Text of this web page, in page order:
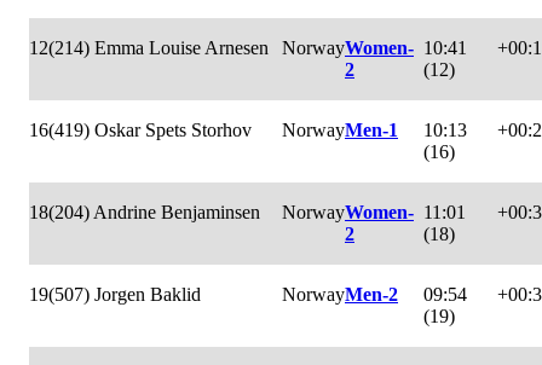
12(214) Emma Louise Arnesen NorwayWomen-
2
10:41
(12)
16(419) Oskar Spets Storhov NorwayMen-1
10:13
(16)
18(204) Andrine Benjaminsen NorwayWomen-
2
11:01
(18)
19(507) Jorgen Baklid NorwayMen-2
09:54
(19)